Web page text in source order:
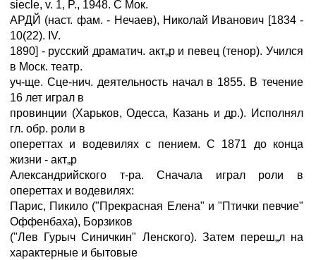
siecle, v. 1, P., 1948. С Мок.
АРДЙ (наст. фам. - Нечаев), Николай Иванович [1834 -
10(22). IV.
1890] - русский драматич. акт„р и певец (тенор). Учился
в Моск. театр.
уч-ще. Сце-нич. деятельность начал в 1855. В течение
16 лет играл в
провинции (Харьков, Одесса, Казань и др.). Исполнял
гл. обр. роли в
опереттах и водевилях с пением. С 1871 до конца
жизни - акт„р
Александрийского т-ра. Сначала играл роли в
опереттах и водевилях:
Парис, Пикило ("Прекрасная Елена" и "Птички певчие"
Оффенбаха), Борзиков
("Лев Гурыч Синичкин" Ленского). Затем переш„л на
характерные и бытовые